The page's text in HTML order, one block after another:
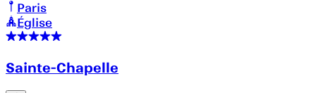
Paris
Église
Sainte-Chapelle